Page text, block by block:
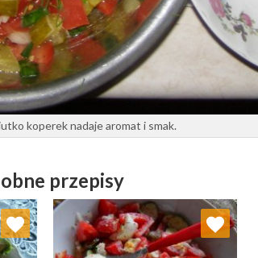
koperek nadaje aromat i smak.
przepisy
Dodaj do ulubionych
Wybierz listę: